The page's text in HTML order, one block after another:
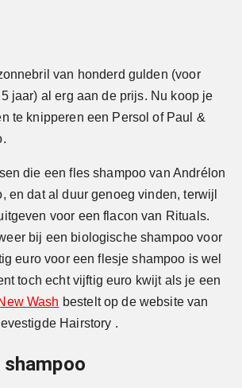
van honderd gulden (voor
jaar) al erg aan de prijs. Nu koop je
te knipperen een Persol of Paul &
die een fles shampoo van Andrélon
en dat al duur genoeg vinden, terwijl
voor een flacon van Rituals.
bij een biologische shampoo voor
euro voor een flesje shampoo is wel
toch echt vijftig euro kwijt als je een
Wash bestelt op de website van
Hairstory .